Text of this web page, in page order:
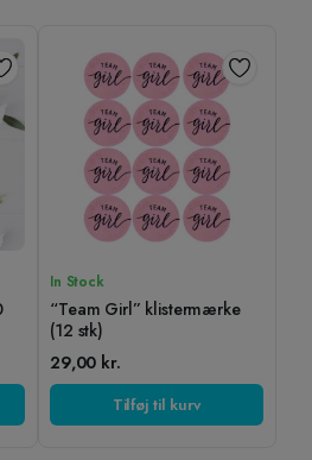
In Stock
“Team Girl” klistermærke
(12 stk)
29,00 kr.
Tilføj til kurv